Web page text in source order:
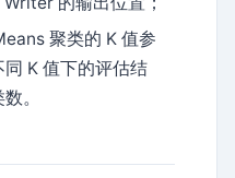
聚类的 K 值参
K 值下的评估结
。